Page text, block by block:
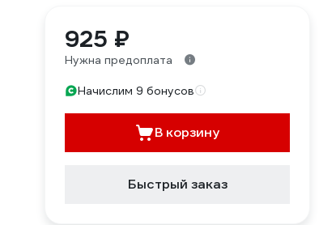
925 ₽
Нужна предоплата
Начислим 9 бонусов
В корзину
Быстрый заказ